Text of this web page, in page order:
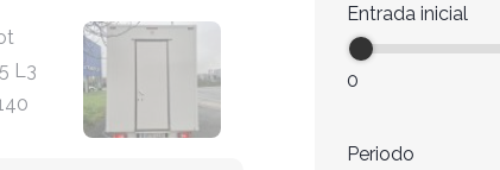
Entrada inicial
0
Periodo